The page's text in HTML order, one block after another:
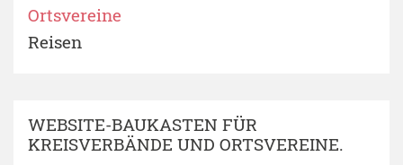
Ortsvereine
Reisen
WEBSITE-BAUKASTEN FÜR
KREISVERBÄNDE UND ORTSVEREINE.